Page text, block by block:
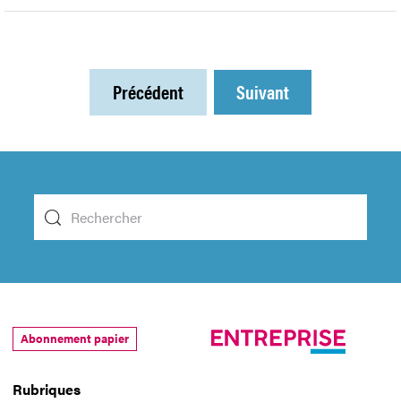
Précédent Suivant
Rubriques
Abonnement papier